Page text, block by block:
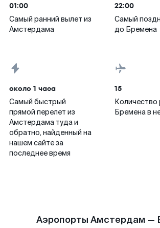
01:00
Самый ранний вылет из
Амстердама
22:00
Самый
до Бремена
около 1 часа
Самый быстрый
прямой перелет из
Амстердама туда и
обратно, найденный на
нашем сайте за
последнее время
15
Количество
Бремена в
Аэропорты Амстердам —